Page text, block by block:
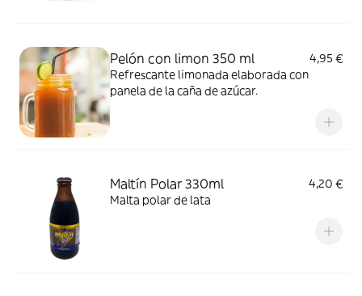
Pelón con limon 350 ml
4,95 €
Refrescante limonada elaborada con
panela de la caña de azúcar.
Maltín Polar 330ml
4,20 €
Malta polar de lata